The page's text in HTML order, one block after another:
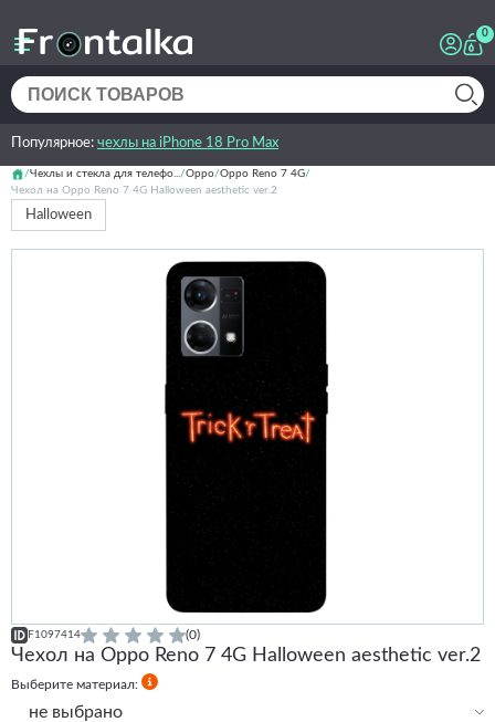
0
Популярное: чехлы на iPhone 18 Pro Max
Чехлы и стекла для телефо... Oppo Oppo Reno 7 4G
Чехол на Oppo Reno 7 4G Halloween aesthetic ver.2
Halloween
F1097414 (0)
Чехол на Oppo Reno 7 4G Halloween aesthetic ver.2
Выберите материал:
не выбрано